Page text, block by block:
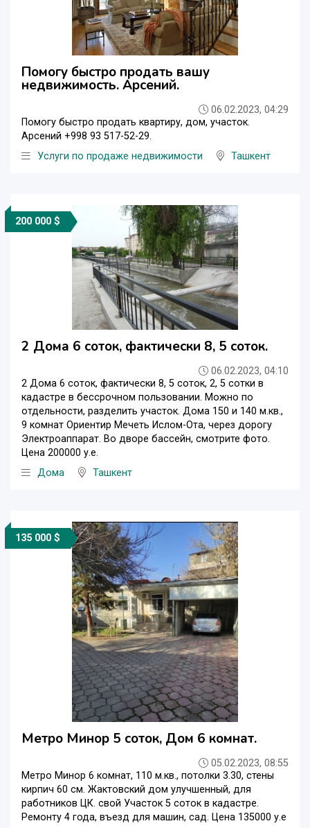
Помогу быстро продать вашу
недвижимость. Арсений.
06.02.2023, 04:29
Помогу быстро продать квартиру, дом, участок.
Арсений +998 93 517-52-29.
Услуги по продаже недвижимости
Ташкент
200 000 $
2 Дома 6 соток, фактически 8, 5 соток.
06.02.2023, 04:10
2 Дома 6 соток, фактически 8, 5 соток, 2, 5 сотки в
кадастре в бессрочном пользовании. Можно по
отдельности, разделить участок. Дома 150 и 140 м.кв.,
9 комнат Ориентир Мечеть Ислом-Ота, через дорогу
Электроаппарат. Во дворе бассейн, смотрите фото.
Цена 200000 у.е.
Дома
Ташкент
135 000 $
Метро Минор 5 соток, Дом 6 комнат.
05.02.2023, 08:55
Метро Минор 6 комнат, 110 м.кв., потолки 3.30, стены
кирпич 60 см. Жактовский дом улучшенный, для
работников ЦК. свой Участок 5 соток в кадастре.
Ремонту 4 года, въезд для машин, сад. Цена 135000 у.е